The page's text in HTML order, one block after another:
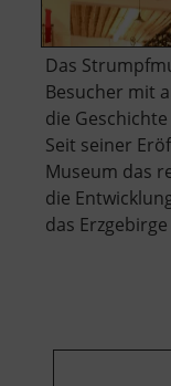
Das
Besucher mit
die
Seit seiner
Museum das
die
das